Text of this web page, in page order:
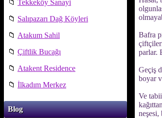
📁 Tekkeköy Sanayi
📁 Salıpazarı Dağ Köyleri
📁 Atakum Sahil
📁 Çiftlik Bucağı
📁 Atakent Residence
📁 İlkadım Merkez
Blog
Bafra
parlar.
Geçiş
boyar
Ve
neşesi,